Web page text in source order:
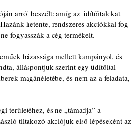
arról beszélt: amíg az üdítőitalokat
hetente, rendszeres akciókkal fog
fogyasszák a cég termékeit.
házassága mellett kampányol, és
álláspontjuk szerint egy üdítőital-
magánéletébe, és nem az a feladata,
területéhez, és ne „támadja” a
tiltakozó akciójuk első lépéseként az